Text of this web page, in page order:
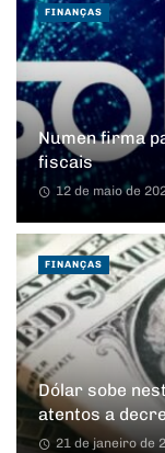
Numen firma
fiscais
12 de maio de
FINANÇAS
Dólar sobe
atentos a
21 de janeiro de
FINANÇAS